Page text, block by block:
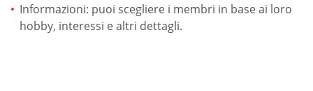
Informazioni: puoi scegliere i membri in base ai loro
hobby, interessi e altri dettagli.